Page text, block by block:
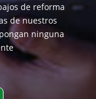
de reforma
de nuestros
ninguna